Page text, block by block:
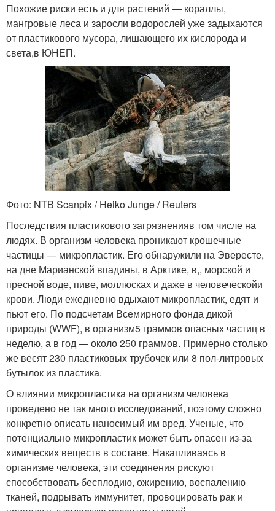
Похожие риски есть и для растений — кораллы,
мангровые леса и заросли водорослей уже задыхаются
от пластикового мусора, лишающего их кислорода и
света,в ЮНЕП.
Фото: NTB Scanpix / Heiko Junge / Reuters
Последствия пластикового загрязненияв том числе на
людях. В организм человека проникают крошечные
частицы — микропластик. Его обнаружили на Эвересте,
на дне Марианской впадины, в Арктике, в,, морской и
пресной воде, пиве, моллюсках и даже в человеческойи
крови. Люди ежедневно вдыхают микропластик, едят и
пьют его. По подсчетам Всемирного фонда дикой
природы (WWF), в организм5 граммов опасных частиц в
неделю, а в год — около 250 граммов. Примерно столько
же весят 230 пластиковых трубочек или 8 пол-литровых
бутылок из пластика.
О влиянии микропластика на организм человека
проведено не так много исследований, поэтому сложно
конкретно описать наносимый им вред. Ученые, что
потенциально микропластик может быть опасен из-за
химических веществ в составе. Накапливаясь в
организме человека, эти соединения рискуют
способствовать бесплодию, ожирению, воспалению
тканей, подрывать иммунитет, провоцировать рак и